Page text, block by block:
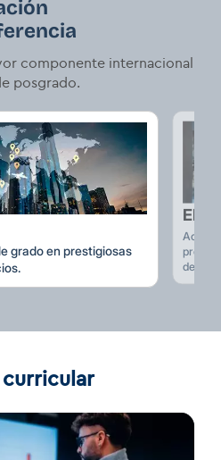
componente internacional
posgrado.
grado en prestigiosas
del
curricular